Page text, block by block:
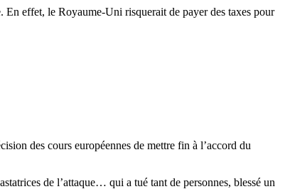
En effet, le Royaume-Uni risquerait de payer des taxes pour
des cours européennes de mettre fin à l’accord du
de l’attaque… qui a tué tant de personnes, blessé un